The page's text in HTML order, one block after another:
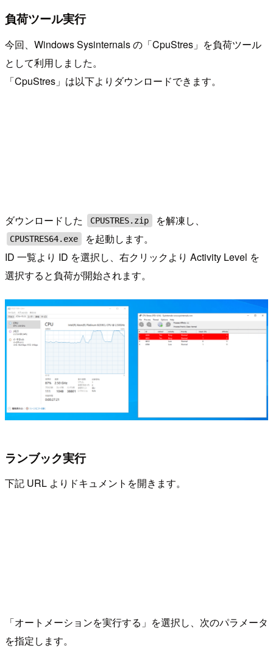
負荷ツール実行
今回、Windows Sysinternals の「CpuStres」を負荷ツール
として利用しました。
「CpuStres」は以下よりダウンロードできます。
ダウンロードした CPUSTRES.zip を解凍し、
CPUSTRES64.exe
を起動します。
ID 一覧より ID を選択し、右クリックより Activity Level を
選択すると負荷が開始されます。
ランブック実行
下記 URL よりドキュメントを開きます。
「オートメーションを実行する」を選択し、次のパラメータ
を指定します。